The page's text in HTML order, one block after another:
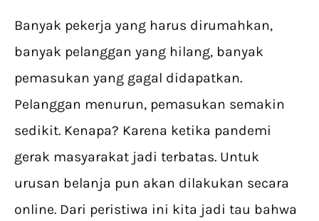
Banyak pekerja yang harus dirumahkan,
banyak pelanggan yang hilang, banyak
pemasukan yang gagal didapatkan.
Pelanggan menurun, pemasukan semakin
sedikit. Kenapa? Karena ketika pandemi
gerak masyarakat jadi terbatas. Untuk
urusan belanja pun akan dilakukan secara
online. Dari peristiwa ini kita jadi tau bahwa